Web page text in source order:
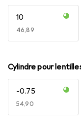
10
EUR
46,89
Cylindre pour
-0.75
EUR
54,90